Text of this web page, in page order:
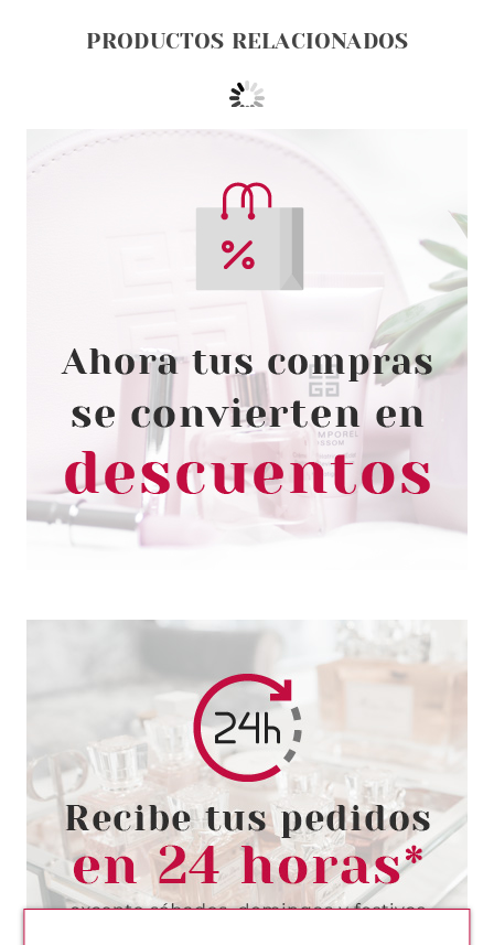
PRODUCTOS RELACIONADOS
ANNE MOLLER
ANNE MOLLER DESODORANTE
ROLL-ON SENSITIVE 75 ML
Pvr 13.00€
-42%
desde
7.50€
ANNE MOLLER
ANNE MOLLER ROSAGE
BALANCE REPARING RICH
CREAM SPF 15 50 ML
Pvr 46.00€
-38%
desde
28.50€